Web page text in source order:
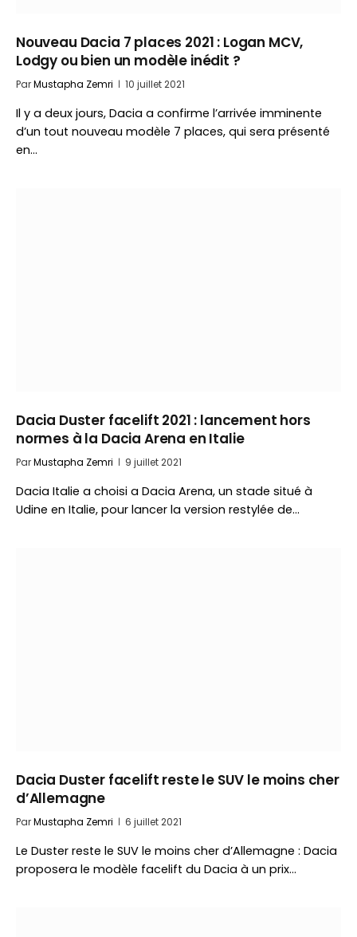
Nouveau Dacia 7 places 2021 : Logan MCV,
Lodgy ou bien un modèle inédit ?
ParMustapha Zemri 10 juillet 2021
Il y a deux jours, Dacia a confirme l’arrivée imminente
d’un tout nouveau modèle 7 places, qui sera présenté
en…
Dacia Duster facelift 2021 : lancement hors
normes à la Dacia Arena en Italie
ParMustapha Zemri 9 juillet 2021
Dacia Italie a choisi a Dacia Arena, un stade situé à
Udine en Italie, pour lancer la version restylée de…
Dacia Duster facelift reste le SUV le moins cher
d’Allemagne
ParMustapha Zemri 6 juillet 2021
Le Duster reste le SUV le moins cher d’Allemagne : Dacia
proposera le modèle facelift du Dacia à un prix…